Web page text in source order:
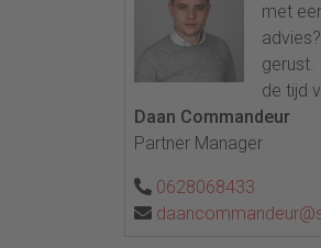
met
gerust.
de tijd
Daan Commandeur
Partner Manager
0628068433